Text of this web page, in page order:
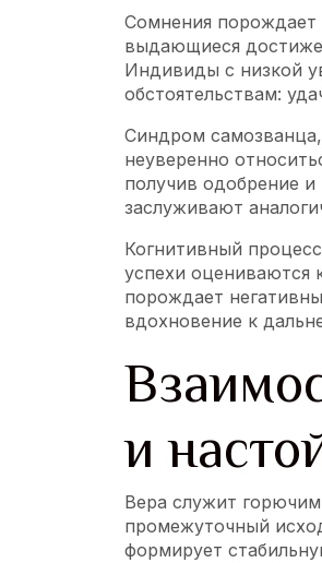
Сомнения
выдающиеся
Индивиды с низкой
обстоятельствам:
Синдром
неуверенно
получив одобрение
заслуживают
Когнитивный
успехи оцениваются
порождает
вдохновение к
и
Вера служит
промежуточный
формирует